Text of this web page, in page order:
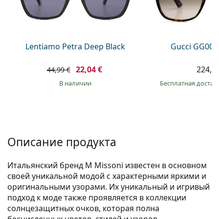
Persol
Все бренды
Lentiamo Petra Deep Black
44,99 € 22,04 €
в наличии
Gucci
Бесплатная
Описание продукта
Итальянский бренд M Missoni известен в основном
своей уникальной модой с характерными яркими и
оригинальными узорами. Их уникальный и игривый
подход к моде также проявляется в коллекции
солнцезащитных очков, которая полна